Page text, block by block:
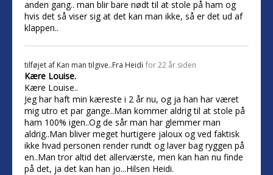
anden gang.. man blir bare nødt til at stole på ham og
hvis det så viser sig at det kan man ikke, så er det ud af
klappen..
tilføjet af Kan man tilgive..Fra Heidi for 22 år siden
Kære Louise.
Kære Louise..
Jeg har haft min kæreste i 2 år nu, og ja han har været
mig utro et par gange..Man kommer aldrig til at stole på
ham 100% igen..Og de sår man har glemmer man
aldrig..Man bliver meget hurtigere jaloux og ved faktisk
ikke hvad personen render rundt og laver bag ryggen på
en..Man tror altid det allerværste, men kan han nu finde
på det, ja det kan han jo...Hilsen Heidi.